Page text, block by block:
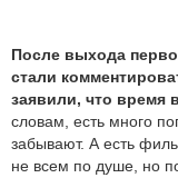
После выхода
стали
заявили, что время
словам, есть много
забывают. А есть
не всем по душе, но